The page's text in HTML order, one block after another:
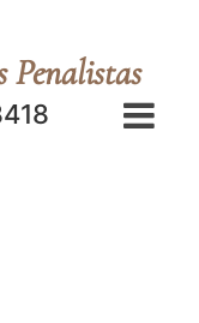
Penalistas